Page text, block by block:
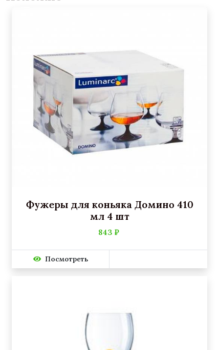
Фужеры для коньяка Домино 410
мл 4 шт
843 ₽
Посмотреть